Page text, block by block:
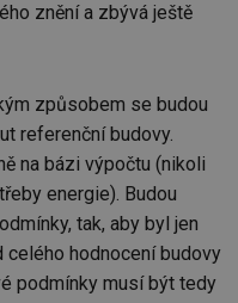
znění a zbývá ještě
způsobem se budou
referenční budovy.
na bázi výpočtu (nikoli
energie). Budou
tak, aby byl jen
hodnocení budovy
podmínky musí být tedy